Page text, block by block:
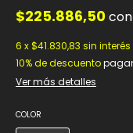
$225.886,50con
6 x$41.830,83 sin interés
10% de descuento
Ver más detalles
COLOR